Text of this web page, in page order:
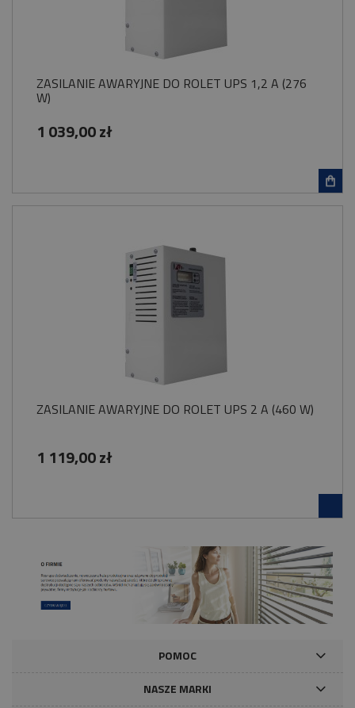
ZASILANIE AWARYJNE DO ROLET UPS 1,2 A (276
W)
1 039,00 zł
ZASILANIE AWARYJNE DO ROLET UPS 2 A (460 W)
1 119,00 zł
POMOC
NASZE MARKI